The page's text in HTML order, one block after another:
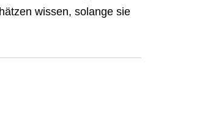
wissen, solange sie